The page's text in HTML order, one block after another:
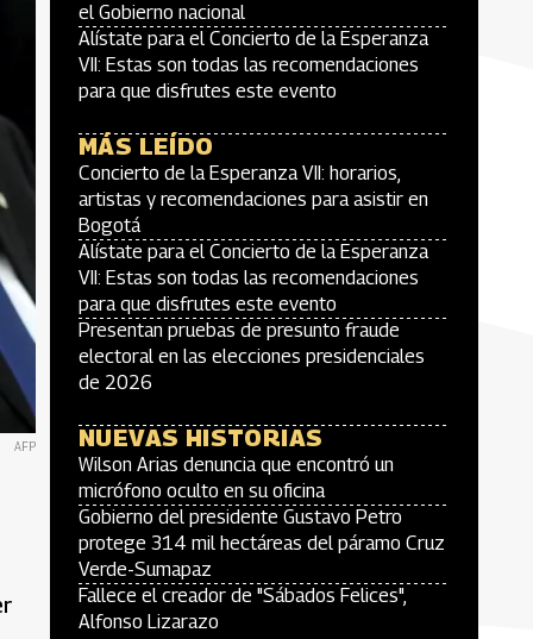
AFP
el Gobierno nacional
Alístate para el Concierto de la Esperanza
VII: Estas son todas las recomendaciones
para que disfrutes este evento
MÁS LEÍDO
Concierto de la Esperanza VII: horarios,
artistas y recomendaciones para asistir en
Bogotá
Alístate para el Concierto de la Esperanza
VII: Estas son todas las recomendaciones
para que disfrutes este evento
Presentan pruebas de presunto fraude
electoral en las elecciones presidenciales
de 2026
NUEVAS HISTORIAS
Wilson Arias denuncia que encontró un
micrófono oculto en su oficina
Gobierno del presidente Gustavo Petro
protege 314 mil hectáreas del páramo Cruz
Verde-Sumapaz
Fallece el creador de "Sábados Felices",
Alfonso Lizarazo